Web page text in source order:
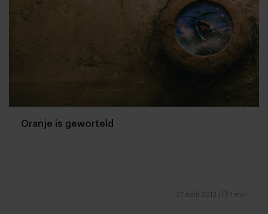
Oranje is geworteld
27 april 2012 1 min